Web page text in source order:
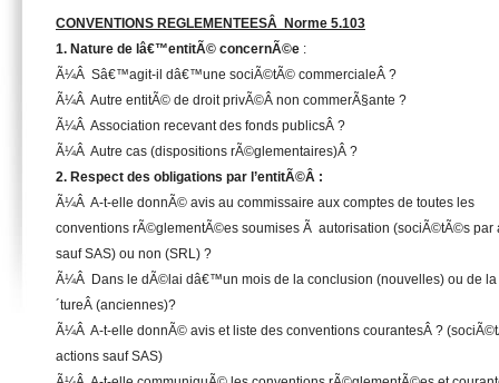
CONVENTIONS REGLEMENTEESÂ Norme 5.103
1. Nature de lâ€™entitÃ© concernÃ©e :
Ã¼Â Sâ€™agit-il dâ€™une sociÃ©tÃ© commercialeÂ ?
Ã¼Â Autre entitÃ© de droit privÃ©Â non commerÃ§ante ?
Ã¼Â Association recevant des fonds publicsÂ ?
Ã¼Â Autre cas (dispositions rÃ©glementaires)Â ?
2. Respect des obligations par l’entitÃ©Â :
Ã¼Â A-t-elle donnÃ© avis au commissaire aux comptes de toutes les
conventions rÃ©glementÃ©es soumises Ã autorisation (sociÃ©tÃ©s par
sauf SAS) ou non (SRL) ?
Ã¼Â Dans le dÃ©lai dâ€™un mois de la conclusion (nouvelles) ou de la
´tureÂ (anciennes)?
Ã¼Â A-t-elle donnÃ© avis et liste des conventions courantesÂ ?
actions sauf SAS)